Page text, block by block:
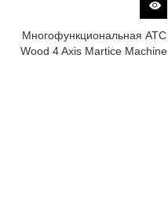
Многофункциональная ATC
Wood 4 Axis Martice Machine